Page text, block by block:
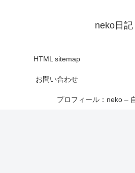
neko日記
HTML sitemap
お問い合わせ